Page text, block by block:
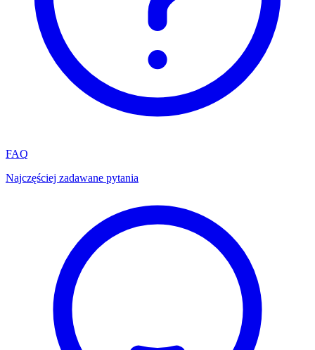
FAQ
Najczęściej zadawane pytania